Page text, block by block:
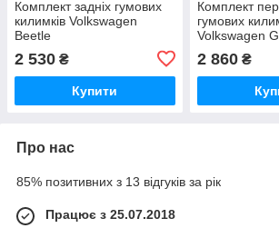
Комплект задніх гумових
килимків Volkswagen
Beetle
2 530 ₴
Купити
Комплект
гумових
Volkswagen
2 860₴
Про нас
85% позитивних з 13 відгуків за рік
Працює з 25.07.2018